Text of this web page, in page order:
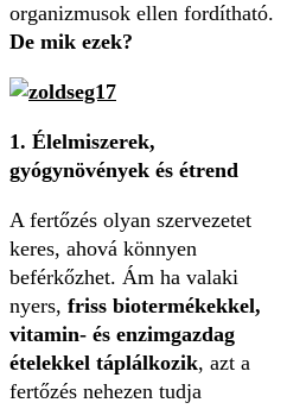
organizmusok ellen fordítható.
De mik ezek?
1. Élelmiszerek,
gyógynövények és étrend
A fertőzés olyan szervezetet
keres, ahová könnyen
beférkőzhet. Ám ha valaki
nyers, friss biotermékekkel,
vitamin- és enzimgazdag
ételekkel táplálkozik, azt a
fertőzés nehezen tudja